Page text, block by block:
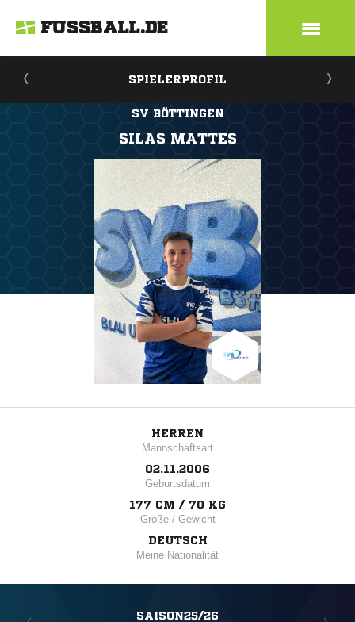
FUSSBALL.DE
SPIELERPROFIL
SV BÖTTINGEN
SILAS MATTES
HERREN
Mannschaftsart
02.11.2006
Geburtsdatum
177 CM / 70 KG
Größe / Gewicht
DEUTSCH
Meine Nationalität
SAISON25/26